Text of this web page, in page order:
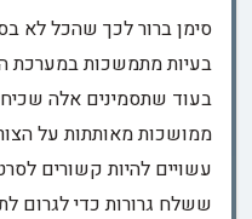
סימן ברור לכך שהכל לא
בעיות מתמשכות במערכת
בעוד שתסמינים אלה
ממושכות מאותתות על
עשויים להיות קשורים
ששלח גרורות כדי לגרום